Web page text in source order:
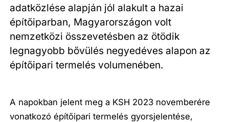
adatközlése alapján jól alakult a hazai
építőiparban, Magyarországon volt
nemzetközi összevetésben az ötödik
legnagyobb bővülés negyedéves alapon az
építőipari termelés volumenében.
A napokban jelent meg a KSH 2023 novemberére
vonatkozó építőipari termelés gyorsjelentése,